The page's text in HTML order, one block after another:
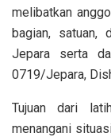
melibatkan
bagian,
Jepara serta
0719/Jepara,
Tujuan dari
menangani